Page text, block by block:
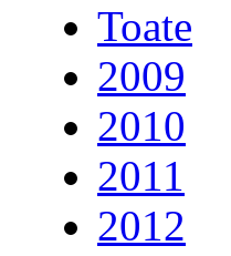
Toate
2009
2010
2011
2012